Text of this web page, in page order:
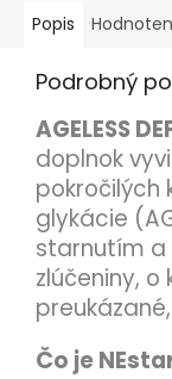
Popis
Podrobný
AGELESS
doplnok
pokročilých
glykácie
starnutím a
zlúčeniny,
Čo je